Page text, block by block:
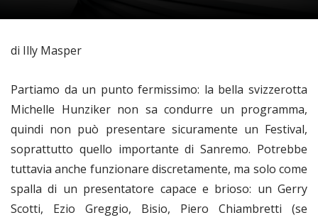
di Illy Masper
Partiamo da un punto fermissimo: la bella svizzerotta
Michelle Hunziker non sa condurre un programma,
quindi non può presentare sicuramente un Festival,
soprattutto quello importante di Sanremo. Potrebbe
tuttavia anche funzionare discretamente, ma solo come
spalla di un presentatore capace e brioso: un Gerry
Scotti, Ezio Greggio, Bisio, Piero Chiambretti (se